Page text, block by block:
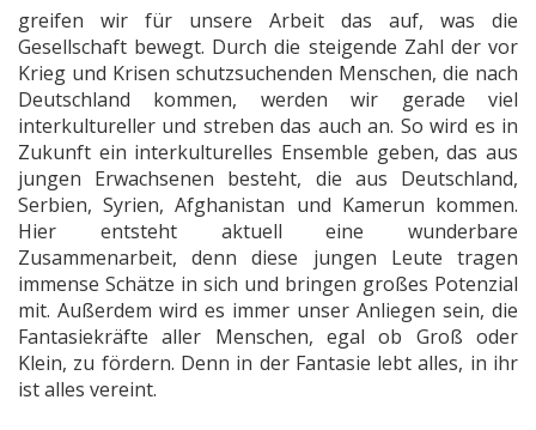
greifen wir für unsere Arbeit das auf, was die
Gesellschaft bewegt. Durch die steigende Zahl der vor
Krieg und Krisen schutzsuchenden Menschen, die nach
Deutschland kommen, werden wir gerade viel
interkultureller und streben das auch an. So wird es in
Zukunft ein interkulturelles Ensemble geben, das aus
jungen Erwachsenen besteht, die aus Deutschland,
Serbien, Syrien, Afghanistan und Kamerun kommen.
Hier entsteht aktuell eine wunderbare
Zusammenarbeit, denn diese jungen Leute tragen
immense Schätze in sich und bringen großes Potenzial
mit. Außerdem wird es immer unser Anliegen sein, die
Fantasiekräfte aller Menschen, egal ob Groß oder
Klein, zu fördern. Denn in der Fantasie lebt alles, in ihr
ist alles vereint.